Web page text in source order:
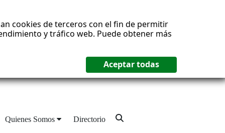
cookies de terceros con el fin de permitir
y tráfico web. Puede obtener más
Quienes Somos Directorio